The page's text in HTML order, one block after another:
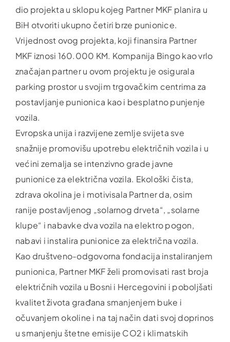
dio projekta u sklopu kojeg Partner MKF planira u
BiH otvoriti ukupno četiri brze punionice.
Vrijednost ovog projekta, koji finansira Partner
MKF iznosi 160.000 KM. Kompanija Bingo kao vrlo
značajan partner u ovom projektu je osigurala
parking prostor u svojim trgovačkim centrima za
postavljanje punionica kao i besplatno punjenje
vozila.
Evropska unija i razvijene zemlje svijeta sve
snažnije promovišu upotrebu električnih vozila i u
većini zemalja se intenzivno grade javne
punionice za električna vozila. Ekološki čista,
zdrava okolina je i motivisala Partner da, osim
ranije postavljenog „solarnog drveta“, „solarne
klupe“ i nabavke dva vozila na elektro pogon,
nabavi i instalira punionice za električna vozila.
Kao društveno-odgovorna fondacija instaliranjem
punionica, Partner MKF želi promovisati rast broja
električnih vozila u Bosni i Hercegovini i poboljšati
kvalitet života građana smanjenjem buke i
očuvanjem okoline i na taj način dati svoj doprinos
u smanjenju štetne emisije CO2 i klimatskih